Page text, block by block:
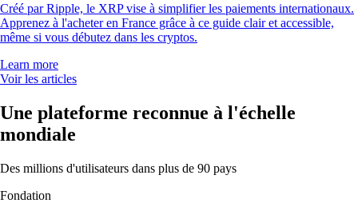
Créé par Ripple, le XRP vise à simplifier les paiements internationaux.
Apprenez à l'acheter en France grâce à ce guide clair et accessible,
même si vous débutez dans les cryptos.
Learn more
Voir les articles
Une plateforme reconnue à l'échelle
mondiale
Des millions d'utilisateurs dans plus de 90 pays
Fondation